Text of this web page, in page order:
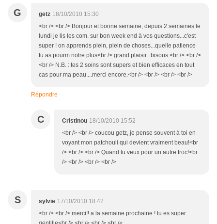
G getz 18/10/2010 15:30
<br /> <br /> Bonjour et bonne semaine, depuis 2 semaines le
lundi je lis les com. sur bon week end à vos questions...c'est
super ! on apprends plein, plein de choses...quelle patience
tu as pourm notre plus<br /> grand plaisir...bisous.<br /> <br />
<br /> N.B. : tes 2 soins sont supers et bien efficaces en tout
cas pour ma peau....merci encore.<br /> <br /> <br /> <br />
Répondre
C Cristinou 18/10/2010 15:52
<br /> <br /> coucou getz, je pense souvent à toi en
voyant mon patchouli qui devient vraiment beau!<br
/> <br /> <br /> Quand tu veux pour un autre troc!<br
/> <br /> <br /> <br />
S sylvie 17/10/2010 18:42
<br /> <br /> merci!! a la semaine prochaine ! tu es super